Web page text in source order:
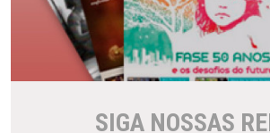
SIGA NOSSAS